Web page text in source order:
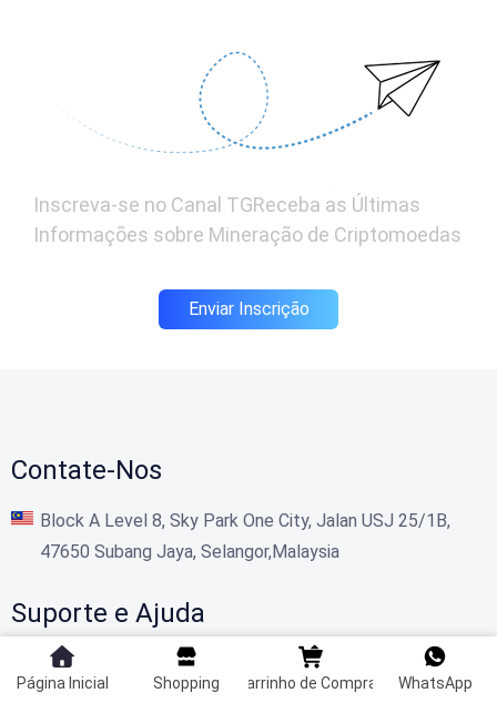
Inscreva-se no Canal TGReceba as Últimas
Informações sobre Mineração de Criptomoedas
Enviar Inscrição
Contate-Nos
Block A Level 8, Sky Park One City, Jalan USJ 25/1B,
47650 Subang Jaya, Selangor,Malaysia
Suporte e Ajuda
Formas de Pagamento
Página Inicial Shopping Carrinho de Compras WhatsApp